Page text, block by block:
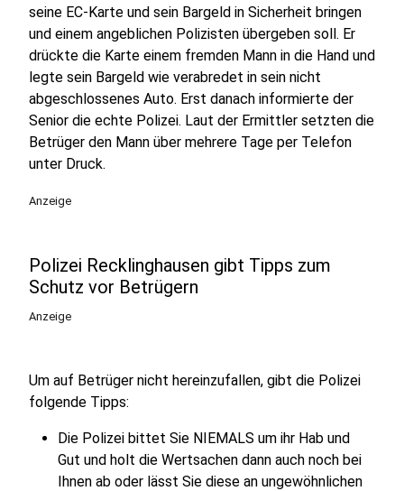
seine EC-Karte und sein Bargeld in Sicherheit bringen
und einem angeblichen Polizisten übergeben soll. Er
drückte die Karte einem fremden Mann in die Hand und
legte sein Bargeld wie verabredet in sein nicht
abgeschlossenes Auto. Erst danach informierte der
Senior die echte Polizei. Laut der Ermittler setzten die
Betrüger den Mann über mehrere Tage per Telefon
unter Druck.
Anzeige
Polizei Recklinghausen gibt Tipps zum
Schutz vor Betrügern
Anzeige
Um auf Betrüger nicht hereinzufallen, gibt die Polizei
folgende Tipps:
Die Polizei bittet Sie NIEMALS um ihr Hab und
Gut und holt die Wertsachen dann auch noch bei
Ihnen ab oder lässt Sie diese an ungewöhnlichen